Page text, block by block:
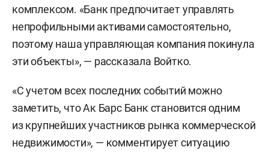
комплексом. «Банк предпочитает управлять
непрофильными активами самостоятельно,
поэтому наша управляющая компания покинула
эти объекты», — рассказала Войтко.
«С учетом всех последних событий можно
заметить, что Ак Барс Банк становится одним
из крупнейших участников рынка коммерческой
недвижимости», — комментирует ситуацию